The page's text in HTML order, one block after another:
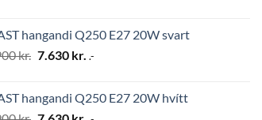
12.900 kr..9.030 kr..
hangandi Q250 E27 20W svart
kr. Original
10.900 kr..
7.630 kr. Current
7.630 kr..
.-
hangandi Q250 E27 20W hvítt